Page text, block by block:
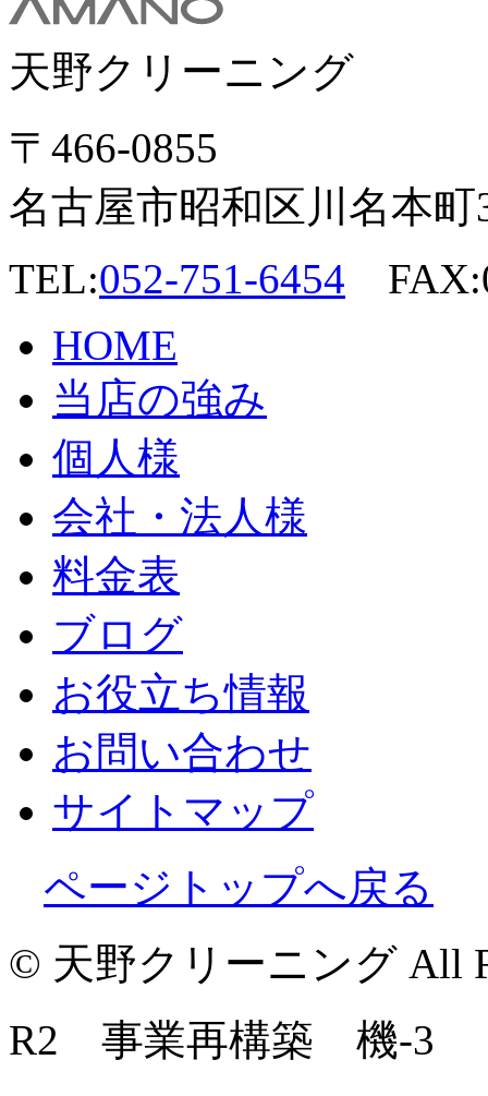
天野クリーニング
〒466-0855
名古屋市昭和区川名本町
TEL:052-751-6454
HOME
当店の強み
個人様
会社・法人様
料金表
ブログ
お役立ち情報
お問い合わせ
サイトマップ
ページトップへ戻る
© 天野クリーニング All
R2 事業再構築 機-3